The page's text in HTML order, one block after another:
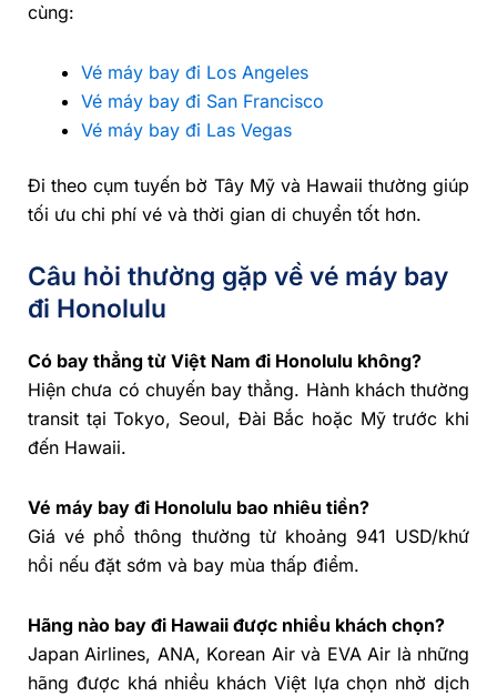
cùng:
Vé máy bay đi Los Angeles
Vé máy bay đi San Francisco
Vé máy bay đi Las Vegas
Đi theo cụm tuyến bờ Tây Mỹ và Hawaii thường giúp
tối ưu chi phí vé và thời gian di chuyển tốt hơn.
Câu hỏi thường gặp về vé máy bay
đi Honolulu
Có bay thẳng từ Việt Nam đi Honolulu không?
Hiện chưa có chuyến bay thẳng. Hành khách thường
transit tại Tokyo, Seoul, Đài Bắc hoặc Mỹ trước khi
đến Hawaii.
Vé máy bay đi Honolulu bao nhiêu tiền?
Giá vé phổ thông thường từ khoảng 941 USD/khứ
hồi nếu đặt sớm và bay mùa thấp điểm.
Hãng nào bay đi Hawaii được nhiều khách chọn?
Japan Airlines, ANA, Korean Air và EVA Air là những
hãng được khá nhiều khách Việt lựa chọn nhờ dịch